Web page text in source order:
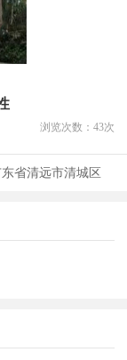
浏览次数： 43次
东省清远市清城区